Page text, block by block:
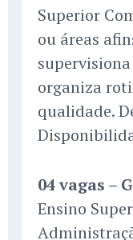
Superior
ou áreas
organiza
qualidade.
04 vagas –
Ensino